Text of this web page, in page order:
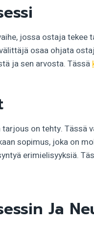
jossa ostaja
osaa ohjata
ja sen arvosta. Tässä
on tehty. Tässä
sopimus, joka on
erimielisyyksiä.
Ja